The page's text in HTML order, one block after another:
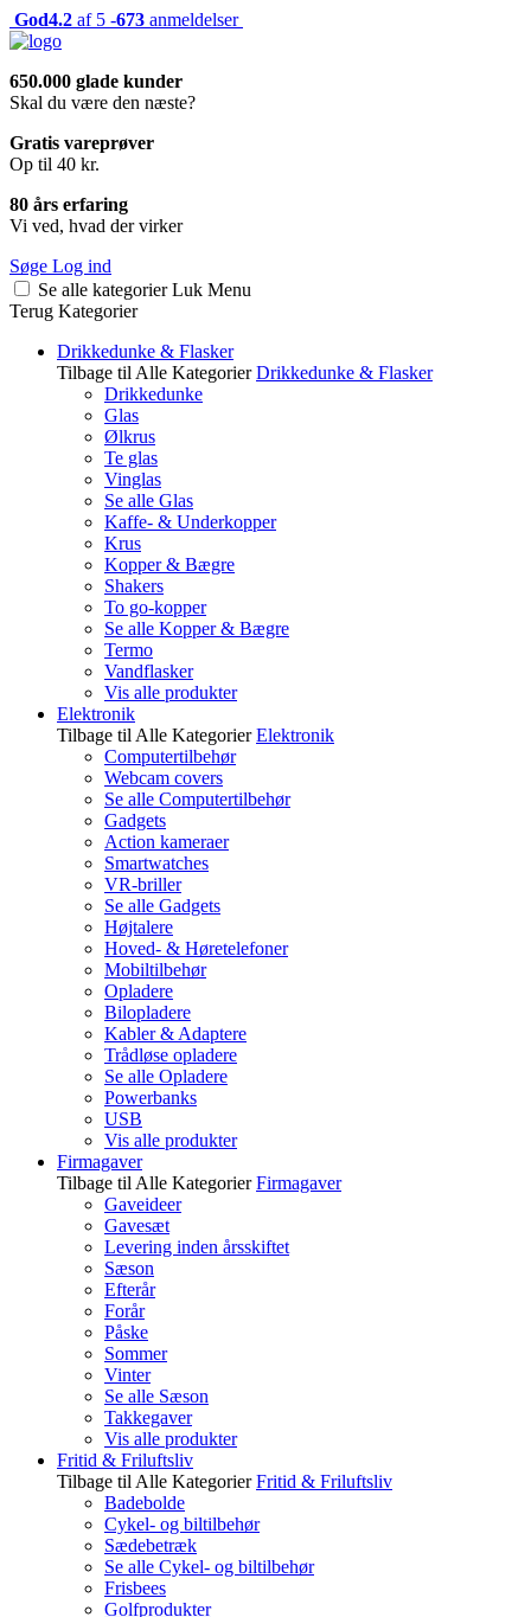
God4.2 af 5 -673 anmeldelser
650.000 glade kunder
Skal du være den næste?
Gratis vareprøver
Op til 40 kr.
80 års erfaring
Vi ved, hvad der virker
Søge Log ind
Se alle kategorier Luk Menu
Terug Kategorier
Drikkedunke & Flasker
Tilbage til Alle Kategorier Drikkedunke & Flasker
Drikkedunke
Glas
Ølkrus
Te glas
Vinglas
Se alle Glas
Kaffe- & Underkopper
Krus
Kopper & Bægre
Shakers
To go-kopper
Se alle Kopper & Bægre
Termo
Vandflasker
Vis alle produkter
Elektronik
Tilbage til Alle Kategorier Elektronik
Computertilbehør
Webcam covers
Se alle Computertilbehør
Gadgets
Action kameraer
Smartwatches
VR-briller
Se alle Gadgets
Højtalere
Hoved- & Høretelefoner
Mobiltilbehør
Opladere
Bilopladere
Kabler & Adaptere
Trådløse opladere
Se alle Opladere
Powerbanks
USB
Vis alle produkter
Firmagaver
Tilbage til Alle Kategorier Firmagaver
Gaveideer
Gavesæt
Levering inden årsskiftet
Sæson
Efterår
Forår
Påske
Sommer
Vinter
Se alle Sæson
Takkegaver
Vis alle produkter
Fritid & Friluftsliv
Tilbage til Alle Kategorier Fritid & Friluftsliv
Badebolde
Cykel- og biltilbehør
Sædebetræk
Se alle Cykel- og biltilbehør
Frisbees
Golfprodukter